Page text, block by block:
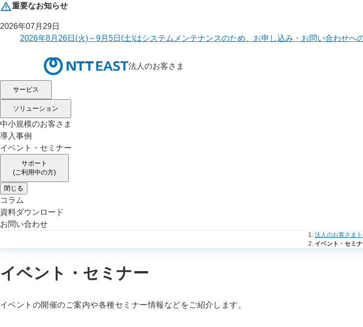
重要なお知らせ
2026年07月29日
2026年8月26日(火)～9月5日(土)はシステムメンテナンスのため、お申し込み・お問い合わせへ
法人のお客さま
サービス
ソリューション
中小規模のお客さま
導入事例
イベント・セミナー
サポート
(ご利用中の方)
閉じる
コラム
資料ダウンロード
お問い合わせ
法人のお客さま
イベント・セミ
イベント・セミナー
イベントの開催のご案内や各種セミナー情報などをご紹介します。